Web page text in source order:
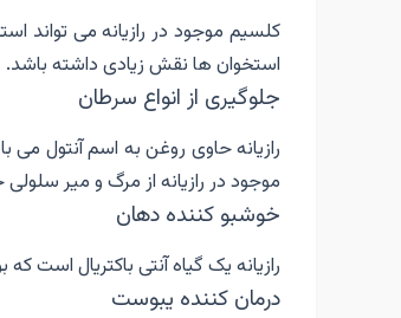
استخوان ها نقش زیادی داشته باشد.
جلوگیری از انواع سرطان
رازیانه حاوی روغن به اسم آنتول
موجود در رازیانه از مرگ و میر
خوشبو کننده دهان
رازیانه یک گیاه آنتی باکتریال است
درمان کننده یبوست